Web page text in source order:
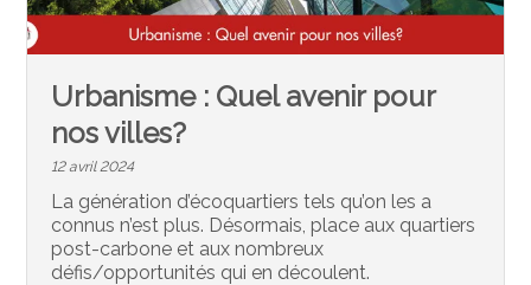
Urbanisme : Quel avenir pour
nos villes?
12 avril 2024
La génération d’écoquartiers tels qu’on les a
connus n’est plus. Désormais, place aux quartiers
post-carbone et aux nombreux
défis/opportunités qui en découlent.